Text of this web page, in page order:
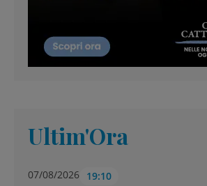
Ultim'Ora
07/08/2026 19:10